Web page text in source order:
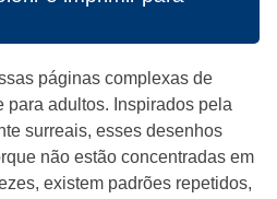
páginas complexas de
para adultos. Inspirados pela
surreais, esses desenhos
não estão concentradas em
existem padrões repetidos,